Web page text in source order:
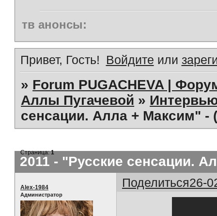
тв анонсы:
Привет, Гость! Войдите или
» Forum PUGACHEVA |
Аллы Пугачевой »
сенсации. Алла + Максим"
2011 - "Русские сенсации.
Страница:1
Поделиться26-
Alex-1984
Администратор